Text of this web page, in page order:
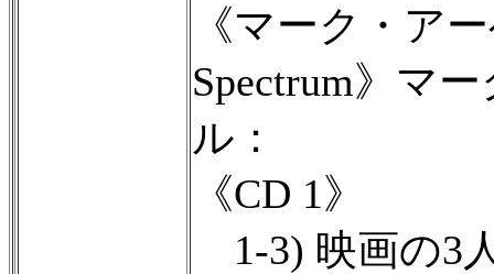
《マーク・ア
Spectrum》マ
ル：
《CD 1》
1-3) 映画の3